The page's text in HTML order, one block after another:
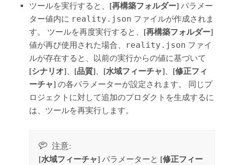
ツールを実行すると、 [再構築フォルダー] パラメー
ター値内に reality.json ファイルが作成されま
す。 ツールを再度実行すると、 [再構築フォルダー]
値が再び使用された場合、 reality.json ファイ
ルが存在すると、以前の実行からの値に基づいて
[シナリオ]
[品質] [水域フィーチャ]
[修正フィ
ーチャ] の各パラメーターが設定されます。 同じプ
ロジェクトに対して追加のプロダクトを生成するに
は、ツールを再実行します。
注意:
[水域フィーチャ]パラメーターと [修正フィー